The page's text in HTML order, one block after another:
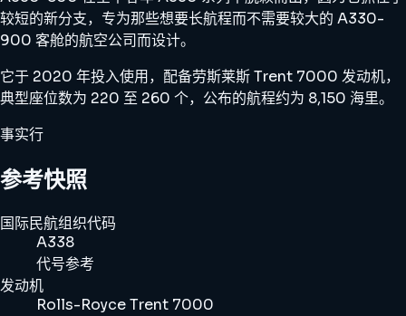
较短的新分支，专为那些想要长航程而不需要较大的 A330-
900 客舱的航空公司而设计。
它于 2020 年投入使用，配备劳斯莱斯 Trent 7000 发动机，
典型座位数为 220 至 260 个，公布的航程约为 8,150 海里。
事实行
参考快照
国际民航组织代码
A338
代号参考
发动机
Rolls-Royce Trent 7000